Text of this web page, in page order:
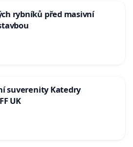
rybníků před masivní
suverenity Katedry
UK